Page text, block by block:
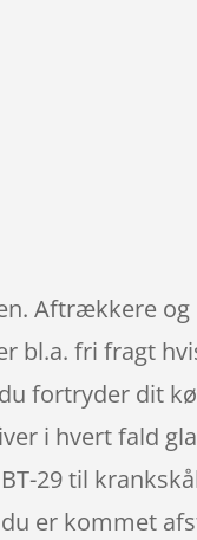
Aftrækkere
bl.a. fri fragt
fortryder dit
i hvert fald
29 til
er kommet